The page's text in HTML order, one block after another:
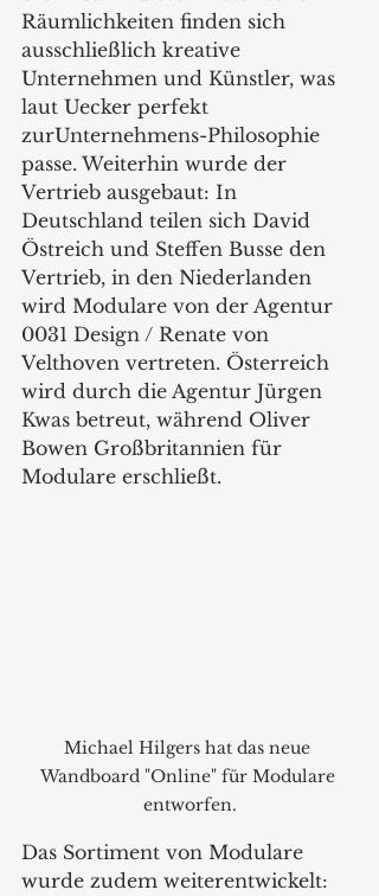
Räumlichkeiten finden sich
ausschließlich kreative
Unternehmen und Künstler, was
laut Uecker perfekt
zurUnternehmens-Philosophie
passe. Weiterhin wurde der
Vertrieb ausgebaut: In
Deutschland teilen sich David
Östreich und Steffen Busse den
Vertrieb, in den Niederlanden
wird Modulare von der Agentur
0031 Design / Renate von
Velthoven vertreten. Österreich
wird durch die Agentur Jürgen
Kwas betreut, während Oliver
Bowen Großbritannien für
Modulare erschließt.
Michael Hilgers hat das neue
Wandboard "Online" für Modulare
entworfen.
Das Sortiment von Modulare
wurde zudem weiterentwickelt: